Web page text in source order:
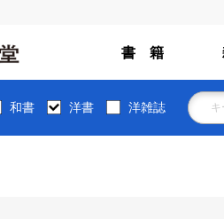
書 籍
和書 洋書 洋雑誌